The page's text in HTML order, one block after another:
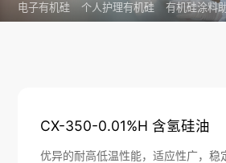
电子有机硅 个人护理有机硅 有机硅涂料
CX-350-0.01%H 含氢硅油
优异的耐高低温性能，适应性广，稳